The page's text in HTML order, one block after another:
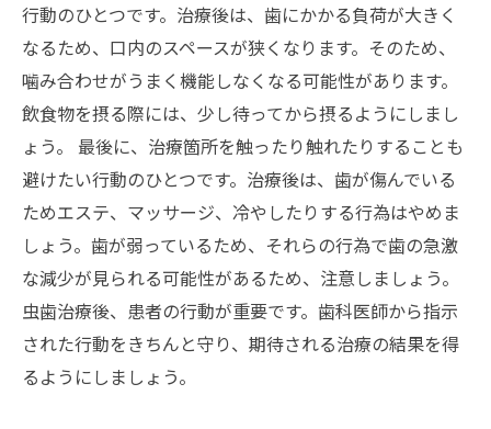
行動のひとつです。治療後は、歯にかかる負荷が大きく
なるため、口内のスペースが狭くなります。そのため、
噛み合わせがうまく機能しなくなる可能性があります。
飲食物を摂る際には、少し待ってから摂るようにしまし
ょう。 最後に、治療箇所を触ったり触れたりすることも
避けたい行動のひとつです。治療後は、歯が傷んでいる
ためエステ、マッサージ、冷やしたりする行為はやめま
しょう。歯が弱っているため、それらの行為で歯の急激
な減少が見られる可能性があるため、注意しましょう。
虫歯治療後、患者の行動が重要です。歯科医師から指示
された行動をきちんと守り、期待される治療の結果を得
るようにしましょう。